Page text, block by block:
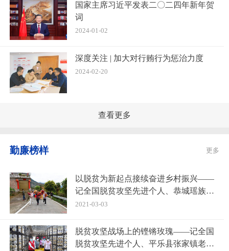
国家主席习近平发表二〇二四年新年贺
词
2024-01-02
深度关注 | 加大对行贿行为惩治力度
2024-02-20
查看更多
勤廉榜样 更多
以脱贫为新起点接续奋进乡村振兴——
记全国脱贫攻坚先进个人、恭城瑶族自
治县莲花镇崇岭村党支部书记赵进忠
2021-03-03
脱贫攻坚战场上的铿锵玫瑰——记全国
脱贫攻坚先进个人、平乐县张家镇老埠